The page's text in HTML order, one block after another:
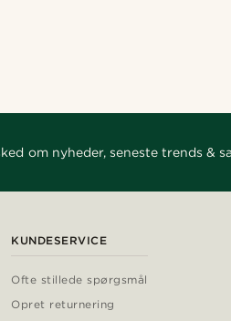
om nyheder, seneste trends &
KUNDESERVICE
Ofte stillede spørgsmål
Opret returnering